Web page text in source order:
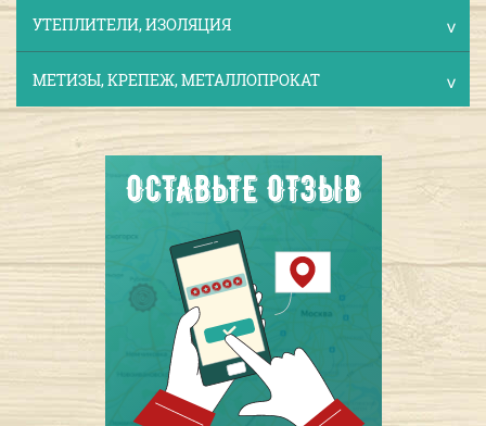
УТЕПЛИТЕЛИ, ИЗОЛЯЦИЯ
МЕТИЗЫ, КРЕПЕЖ, МЕТАЛЛОПРОКАТ